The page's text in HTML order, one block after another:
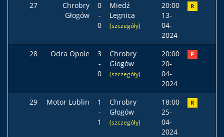
27
Chrobry
Głogów
0
-
0
Miedź
Legnica
(szczegóły)
20:00
13-
04-
2024
R
28 Odra Opole
3
-
0
Chrobry
Głogów
(szczegóły)
20:00
20-
04-
2024
P
29 Motor Lublin
1
-
1
Chrobry
Głogów
(szczegóły)
18:00
25-
04-
2024
R